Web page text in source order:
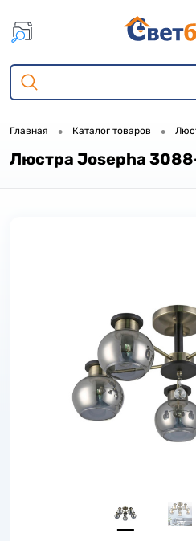
Главная • Каталог товаров •
Люстра Josepha